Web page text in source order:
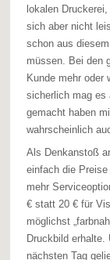
lokalen
sich aber nicht
schon aus
müssen. Bei den
Kunde mehr oder
sicherlich mag es
gemacht haben
wahrscheinlich
Als Denkanstoß
einfach die
mehr
€ statt 20 € für
möglichst
Druckbild
nächsten Tag